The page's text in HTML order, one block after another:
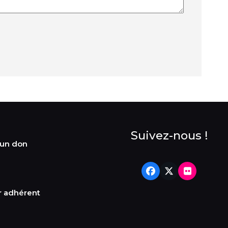
don
adhérent
Suivez-nous !
Facebook
TwitterFlickr